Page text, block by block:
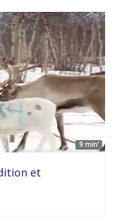
9 min'
et